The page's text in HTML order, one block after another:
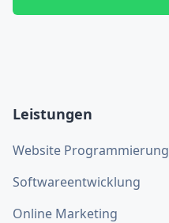
Leistungen
Website Programmierung
Softwareentwicklung
Online Marketing